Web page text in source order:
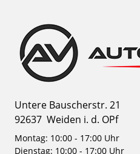
Untere Bauscherstr. 21
92637 Weiden i. d. OPf
Montag: 10:00 - 17:00 Uhr
Dienstag: 10:00 - 17:00 Uhr